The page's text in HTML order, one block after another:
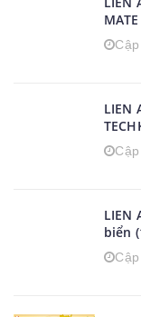
LIEN
LIEN
biển